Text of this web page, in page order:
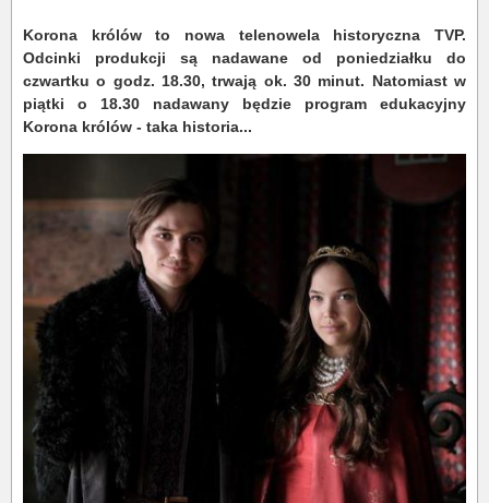
Korona królów to nowa telenowela historyczna TVP.
Odcinki produkcji są nadawane od poniedziałku do
czwartku o godz. 18.30, trwają ok. 30 minut. Natomiast w
piątki o 18.30 nadawany będzie program edukacyjny
Korona królów - taka historia...